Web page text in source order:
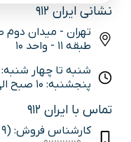
نشانی ایران 912
تهران - میدان
طبقه 11 - واحد 10
شنبه تا چهار شنبه: 10 صبح الی 17
پنجشنبه: 10 صبح الی 14
تماس با ایران 912
کارشناس فروش: (9 الی 22)